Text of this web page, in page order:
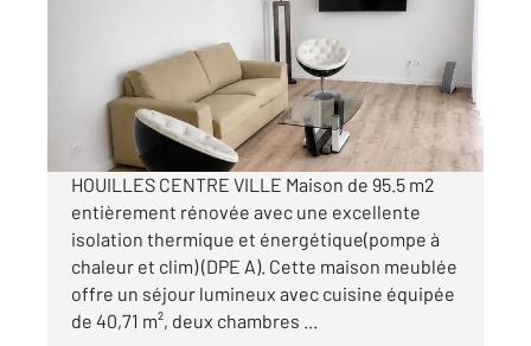
Maison à louer
1 900 €
par mois charges comprises
HOUILLES CENTRE VILLE Maison de 95.5 m2
entièrement rénovée avec une excellente
isolation thermique et énergétique(pompe à
chaleur et clim) (DPE A). Cette maison meublée
offre un séjour lumineux avec cuisine équipée
de 40,71 m², deux chambres ...